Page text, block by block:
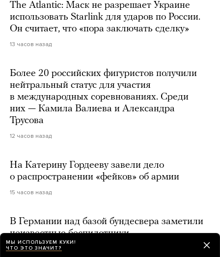
The Atlantic: Маск не разрешает Украине
использовать Starlink для ударов по России.
Он считает, что «пора заключать сделку»
13 часов назад
Более 20 российских фигуристов получили
нейтральный статус для участия
в международных соревнованиях. Среди
них — Камила Валиева и Александра
Трусова
12 часов назад
На Катерину Гордееву завели дело
о распространении «фейков» об армии
15 часов назад
В Германии над базой бундесвера заметили
неизвестные беспилотники
14 часов назад
МЫ ИСПОЛЬЗУЕМ КУКИ!
ЧТО ЭТО ЗНАЧИТ?